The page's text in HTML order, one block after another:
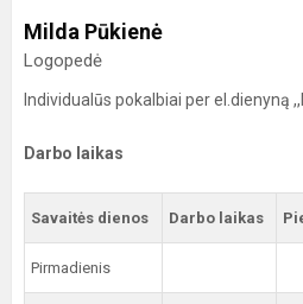
Milda Pūkienė
Logopedė
Individualūs pokalbiai per el.dienyną
Darbo laikas
Savaitės dienos Darbo laikas
Pirmadienis